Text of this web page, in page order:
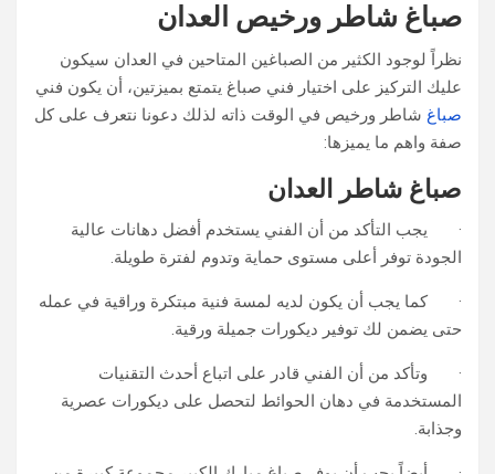
صباغ شاطر ورخيص العدان
نظراً لوجود الكثير من الصباغين المتاحين في العدان سيكون
عليك التركيز على اختيار فني صباغ يتمتع بميزتين، أن يكون فني
صباغ شاطر ورخيص في الوقت ذاته لذلك دعونا نتعرف على كل
صفة واهم ما يميزها:
صباغ شاطر العدان
· يجب التأكد من أن الفني يستخدم أفضل دهانات عالية
الجودة توفر أعلى مستوى حماية وتدوم لفترة طويلة.
· كما يجب أن يكون لديه لمسة فنية مبتكرة وراقية في عمله
حتى يضمن لك توفير ديكورات جميلة ورقية.
· وتأكد من أن الفني قادر على اتباع أحدث التقنيات
المستخدمة في دهان الحوائط لتحصل على ديكورات عصرية
وجذابة.